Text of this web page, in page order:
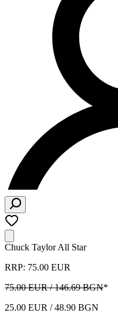
Chuck Taylor All Star
RRP: 75.00 EUR
75.00 EUR / 146.69 BGN*
25.00 EUR / 48.90 BGN